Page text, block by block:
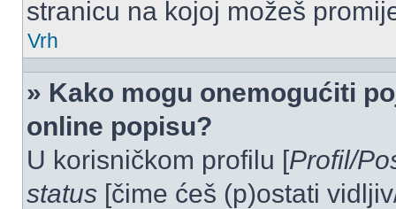
stranicu na kojoj možeš
Vrh
» Kako mogu onemogućiti
online popisu?
U korisničkom profilu [Profil/
status [čime ćeš (p)ostati